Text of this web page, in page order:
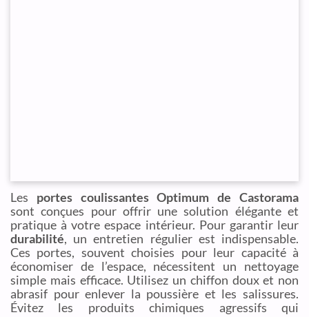
Les portes coulissantes Optimum de Castorama
sont conçues pour offrir une solution élégante et
pratique à votre espace intérieur. Pour garantir leur
durabilité, un entretien régulier est indispensable.
Ces portes, souvent choisies pour leur capacité à
économiser de l’espace, nécessitent un nettoyage
simple mais efficace. Utilisez un chiffon doux et non
abrasif pour enlever la poussière et les salissures.
Évitez les produits chimiques agressifs qui